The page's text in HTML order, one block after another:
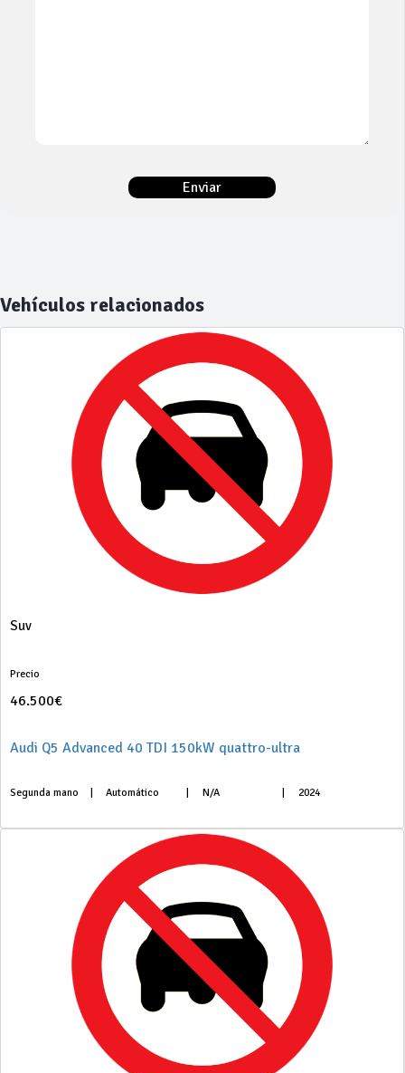
Vehículos relacionados
Suv
Precio
46.500€
Audi Q5 Advanced 40 TDI 150kW quattro-ultra
Segunda mano Automático N/A 2024